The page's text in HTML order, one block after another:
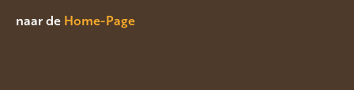
naar de Home-Page